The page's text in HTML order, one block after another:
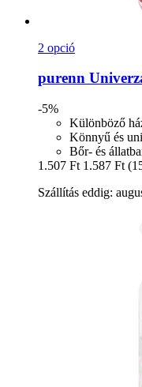
2 opció
purenn
-5%
Különböző
Könnyű és
Bőr- és
1.507 Ft 1.587 Ft
Szállítás eddig: